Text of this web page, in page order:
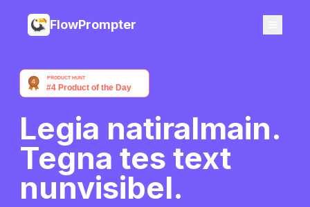
FlowPrompter
Legia natiralmain.
Tegna tes text
nunvisibel.